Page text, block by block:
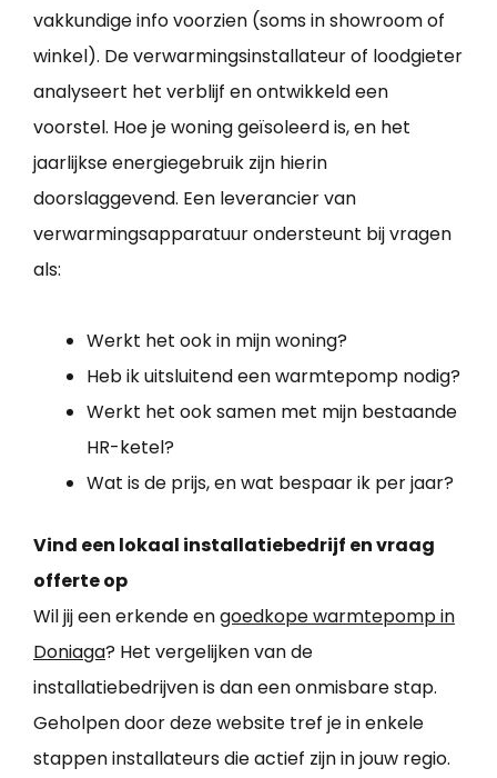
vakkundige info voorzien (soms in showroom of
winkel). De verwarmingsinstallateur of loodgieter
analyseert het verblijf en ontwikkeld een
voorstel. Hoe je woning geïsoleerd is, en het
jaarlijkse energiegebruik zijn hierin
doorslaggevend. Een leverancier van
verwarmingsapparatuur ondersteunt bij vragen
als:
Werkt het ook in mijn woning?
Heb ik uitsluitend een warmtepomp nodig?
Werkt het ook samen met mijn bestaande
HR-ketel?
Wat is de prijs, en wat bespaar ik per jaar?
Vind een lokaal installatiebedrijf en vraag
offerte op
Wil jij een erkende engoedkope warmtepomp in
Doniaga? Het vergelijken van de
installatiebedrijven is dan een onmisbare stap.
Geholpen door deze website tref je in enkele
stappen installateurs die actief zijn in jouw regio.